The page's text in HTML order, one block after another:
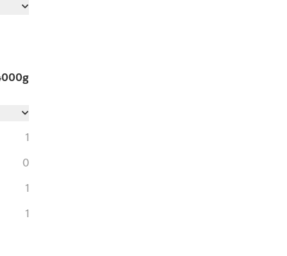
1
0
1
1